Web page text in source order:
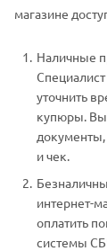
магазине
Наличные
уточнить
купюры. Вы
документы,
и чек.
интернет-
оплатить
системы